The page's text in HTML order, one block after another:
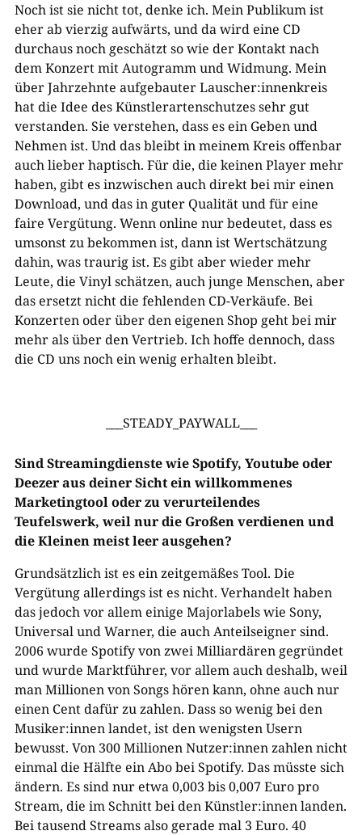
Noch ist sie nicht tot, denke ich. Mein Publikum ist
eher ab vierzig aufwärts, und da wird eine CD
durchaus noch geschätzt so wie der Kontakt nach
dem Konzert mit Autogramm und Widmung. Mein
über Jahrzehnte aufgebauter Lauscher:innenkreis
hat die Idee des Künstlerartenschutzes sehr gut
verstanden. Sie verstehen, dass es ein Geben und
Nehmen ist. Und das bleibt in meinem Kreis offenbar
auch lieber haptisch. Für die, die keinen Player mehr
haben, gibt es inzwischen auch direkt bei mir einen
Download, und das in guter Qualität und für eine
faire Vergütung. Wenn online nur bedeutet, dass es
umsonst zu bekommen ist, dann ist Wertschätzung
dahin, was traurig ist. Es gibt aber wieder mehr
Leute, die Vinyl schätzen, auch junge Menschen, aber
das ersetzt nicht die fehlenden CD-Verkäufe. Bei
Konzerten oder über den eigenen Shop geht bei mir
mehr als über den Vertrieb. Ich hoffe dennoch, dass
die CD uns noch ein wenig erhalten bleibt.
___STEADY_PAYWALL___
Sind Streamingdienste wie Spotify, Youtube oder
Deezer aus deiner Sicht ein willkommenes
Marketingtool oder zu verurteilendes
Teufelswerk, weil nur die Großen verdienen und
die Kleinen meist leer ausgehen?
Grundsätzlich ist es ein zeitgemäßes Tool. Die
Vergütung allerdings ist es nicht. Verhandelt haben
das jedoch vor allem einige Majorlabels wie Sony,
Universal und Warner, die auch Anteilseigner sind.
2006 wurde Spotify von zwei Milliardären gegründet
und wurde Marktführer, vor allem auch deshalb, weil
man Millionen von Songs hören kann, ohne auch nur
einen Cent dafür zu zahlen. Dass so wenig bei den
Musiker:innen landet, ist den wenigsten Usern
bewusst. Von 300 Millionen Nutzer:innen zahlen nicht
einmal die Hälfte ein Abo bei Spotify. Das müsste sich
ändern. Es sind nur etwa 0,003 bis 0,007 Euro pro
Stream, die im Schnitt bei den Künstler:innen landen.
Bei tausend Streams also gerade mal 3 Euro. 40